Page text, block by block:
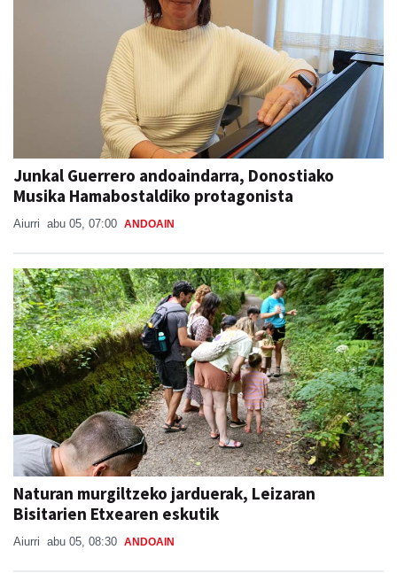
Junkal Guerrero andoaindarra, Donostiako
Musika Hamabostaldiko protagonista
Aiurri abu 05, 07:00 ANDOAIN
Naturan murgiltzeko jarduerak, Leizaran
Bisitarien Etxearen eskutik
Aiurri abu 05, 08:30 ANDOAIN